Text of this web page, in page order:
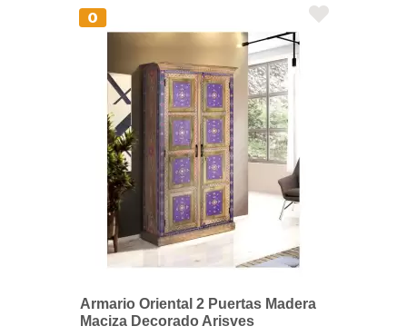
Armario Oriental 2 Puertas Madera
Maciza Decorado Arisves